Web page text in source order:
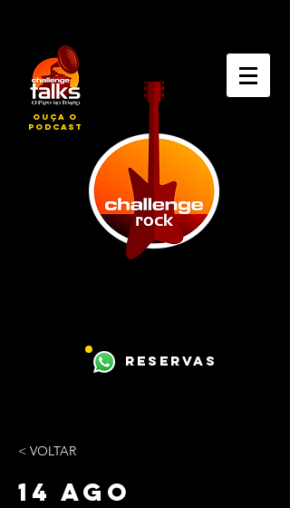
ouça o
podcast
reservas
< VOLTAR
14 AGO